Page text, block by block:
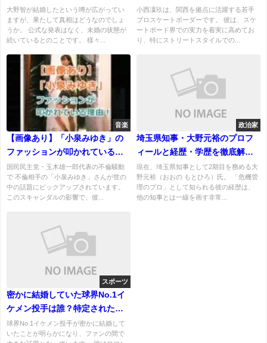
大野智が結婚したという噂が広がってい
ますが、果たして真相はどうなのでしょ
うか。 公式な発表はなく、未婚の状態が
続いているとのことです。 様々...
を紹介！
小西凜玖は、関西を拠点に活躍する若手
プロスケートボーダーです。 彼は、スケ
ートボード界での実力を着実に高めてお
り、特にストリートスタイルでの...
音楽
【画像あり】「小泉みゆき」の
ファッションが叩かれている理
由！小泉みゆきの服が痛いとの
反応！
国民民主党・玉木雄一郎代表の不倫騒動
で 不倫相手の「小泉みゆき」さんが世の
中の話題にピックアップされています。
このスキャンダルの影響で、彼...
政治家
埼玉県知事・大野元裕のプロフ
ィールと経歴・学歴を徹底解
説！中東の専門家から知事への
軌跡
現在、埼玉県知事として2期目を務める大
野元裕（おおの もとひろ）氏。 「危機管
理のプロ」として知られる彼の経歴は、
他の知事とは一線を画す非常...
スポーツ
密かに結婚していた球界No.1イ
ケメン投手は誰？特定された？
結婚相手は誰？
球界No.1イケメン投手が密かに結婚して
いたことが明らかになり、ファンの間で